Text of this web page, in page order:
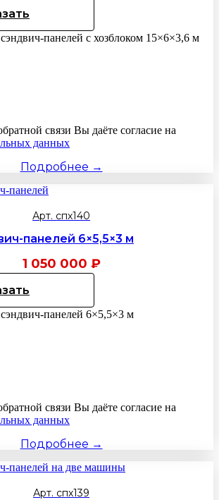
панелей с хозблоком 15×6×3,6 м
связи Вы даёте согласие на
данных
Подробнее →
Арт. спх140
панелей 6×5,5×3 м
1 050 000 ₽
сэндвич-панелей 6×5,5×3 м
связи Вы даёте согласие на
данных
Подробнее →
Арт. спх139